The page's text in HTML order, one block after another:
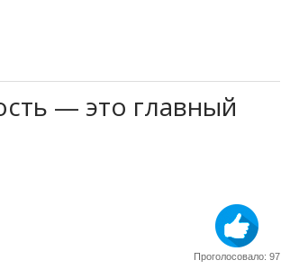
— это главный
Проголосовало: 97